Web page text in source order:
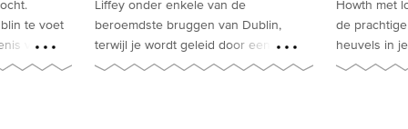
te voet
van de
Noord-
Liffey onder enkele van de
beroemdste bruggen van Dublin,
terwijl je wordt geleid door een lokale
en ervaren gids die je alles vertelt wat
Howth met
de
heuvels in
verhalen